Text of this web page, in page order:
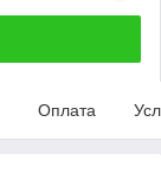
Оплата